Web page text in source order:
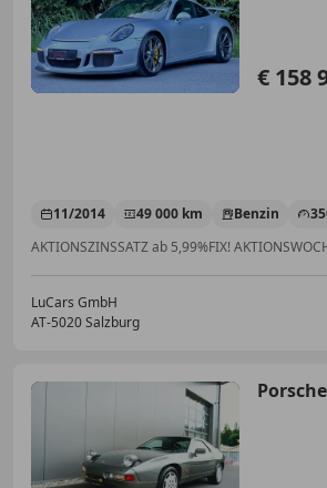
€ 158
11/2014 49 000 km Benzin
AKTIONSZINSSATZ ab 5,99%FIX!
LuCars GmbH
AT-5020 Salzburg